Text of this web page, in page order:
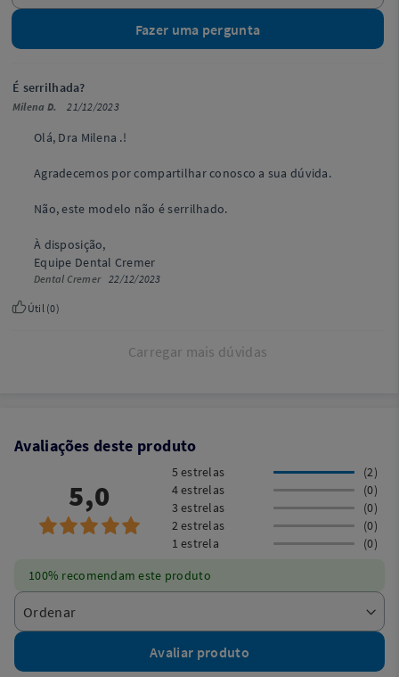
Fazer uma pergunta
É serrilhada?
Milena D. 21/12/2023
Olá, Dra Milena .!
Agradecemos por compartilhar conosco a sua dúvida.
Não, este modelo não é serrilhado.
À disposição,
Equipe Dental Cremer
Dental Cremer22/12/2023
Útil (0)
Carregar mais dúvidas
Avaliações deste produto
5,0
5 estrelas
(2)
4 estrelas
(0)
3 estrelas
(0)
2 estrelas
(0)
1 estrela
(0)
100% recomendam este produto
Avaliar produto